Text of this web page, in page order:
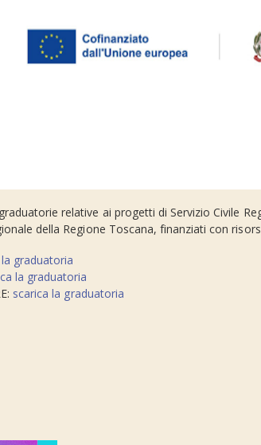
relative ai progetti di Servizio Civile
della Regione Toscana, finanziati con
graduatoria
la graduatoria
scarica la graduatoria